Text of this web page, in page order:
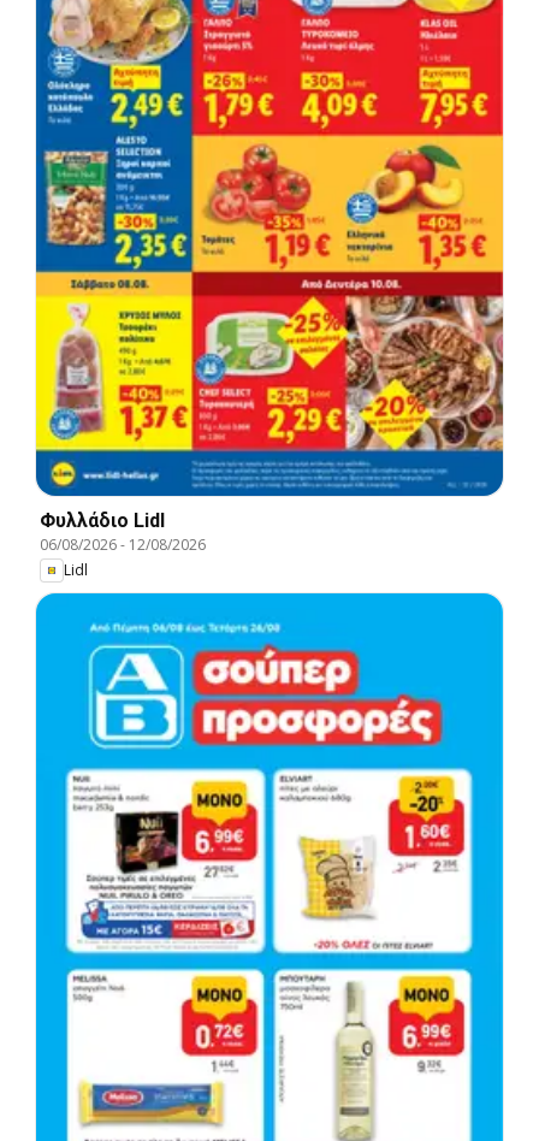
Φυλλάδιο Lidl
06/08/2026- 12/08/2026
Lidl